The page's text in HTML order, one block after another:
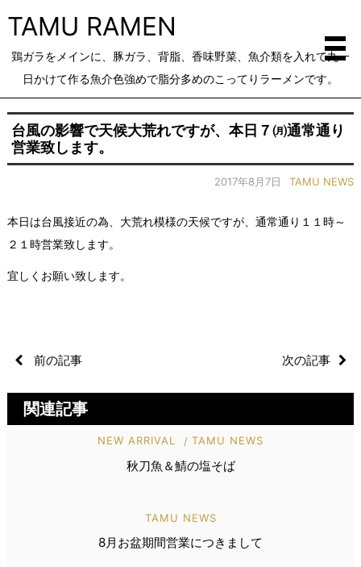
TAMU RAMEN
鶏ガラをメインに、豚ガラ、背脂、香味野菜、魚介類を入れて丸一
日かけて作る魚介色強めで脂分多めのこってりラーメンです。
台風の影響で天候大荒れですが、本日７㈪通常通り
営業致します。
2017年8月7日 TAMU NEWS
本日は台風接近の為、大荒れ模様の天候ですが、通常通り１１時～
２１時営業致します。
宜しくお願い致します。
前の記事 次の記事
関連記事
NEW ARRIVAL TAMU NEWS
秋刀魚＆鯖の塩そば
TAMU NEWS
8月お盆期間営業につきまして